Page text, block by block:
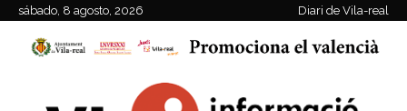
sábado, 8 agosto, 2026 Diari de Vila-real